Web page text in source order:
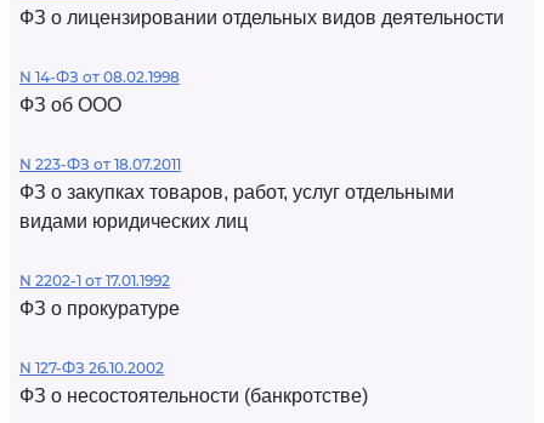
ФЗ о лицензировании отдельных видов деятельности
N 14-ФЗ от 08.02.1998
ФЗ об ООО
N 223-ФЗ от 18.07.2011
ФЗ о закупках товаров, работ, услуг отдельными
видами юридических лиц
N 2202-1 от 17.01.1992
ФЗ о прокуратуре
N 127-ФЗ 26.10.2002
ФЗ о несостоятельности (банкротстве)